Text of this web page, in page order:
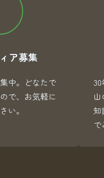
ア募集
中。どなたで
で、お気軽に
い。
知